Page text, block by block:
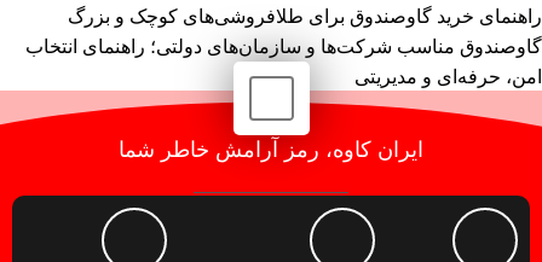
راهنمای خرید گاوصندوق برای طلافروشی‌های کوچک و بزرگ
گاوصندوق مناسب شرکت‌ها و سازمان‌های دولتی؛ راهنمای انتخاب
امن، حرفه‌ای و مدیریتی
ایران کاوه، رمز آرامش خاطر شما